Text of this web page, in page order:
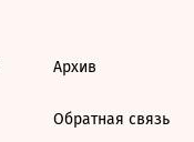
Архив
Обратная связь